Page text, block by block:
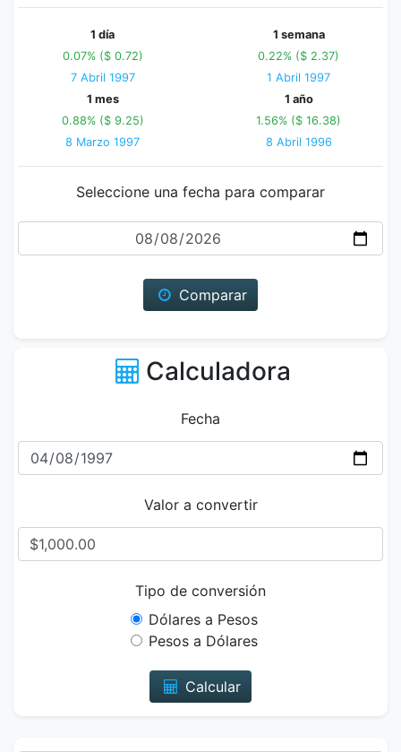
1 día
0.07% ($ 0.72)
7 Abril 1997
1 semana
0.22% ($ 2.37)
1 Abril 1997
1 mes
0.88% ($ 9.25)
8 Marzo 1997
1 año
1.56% ($ 16.38)
8 Abril 1996
Seleccione una fecha para comparar
Fecha
Comparar
Calculadora
Fecha
Valor a convertir
Tipo de conversión
Dólares a Pesos
Pesos a Dólares
Calcular